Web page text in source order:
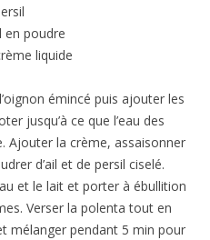
en poudre
liquide
émincé puis ajouter les
jusqu’à ce que l’eau des
Ajouter la crème, assaisonner
d’ail et de persil ciselé.
et le lait et porter à ébullition
Verser la polenta tout en
mélanger pendant 5 min pour